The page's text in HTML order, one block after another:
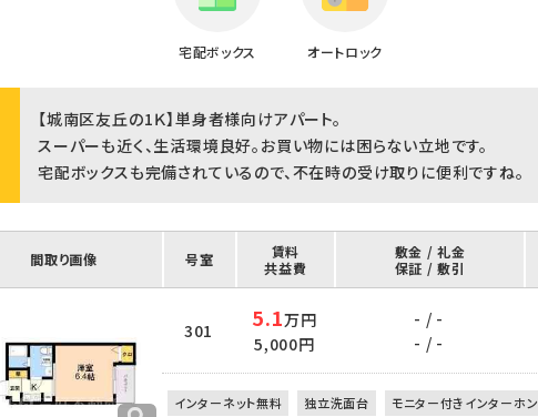
宅配ボックス オートロック
【城南区友丘の1Ｋ】単身者様向けアパート。
スーパーも近く、生活環境良好。お買い物には困らない立地です。
宅配ボックスも完備されているので、不在時の受け取りに便利ですね。
間取り画像 号室
賃料
共益費
敷金 / 礼金
保証 / 敷引
301 5.1万円
5,000円
- / -
- / -
インターネット無料 独立洗面台 モニター付きインターホン